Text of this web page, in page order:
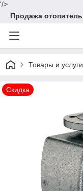
'/>
Продажа
Товары и услуги
Скидка